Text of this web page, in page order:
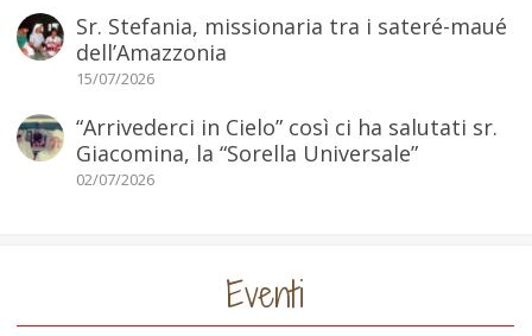
Sr. Stefania, missionaria tra i sateré-maué
dell’Amazzonia
15/07/2026
“Arrivederci in Cielo” così ci ha salutati sr.
Giacomina, la “Sorella Universale”
02/07/2026
Eventi